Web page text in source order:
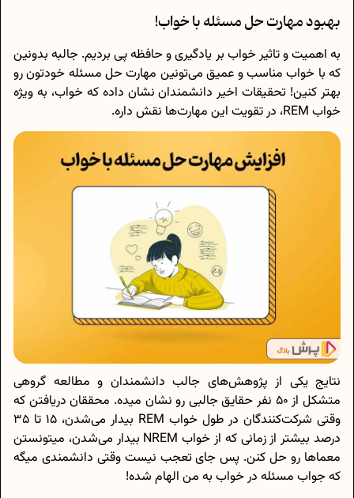
بهبود مهارت حل مسئله با خواب!
به اهمیت و تاثیر خواب بر یادگیری و حافظه پی بردیم. جالبه بدونین
که با خواب مناسب و عمیق می‌تونین مهارت حل مسئله خودتون رو
بهتر کنین! تحقیقات اخیر دانشمندان نشان داده که خواب، به ویژه
خواب REM، در تقویت این مهارت‌ها نقش داره.
نتایج یکی از پژوهش‌های جالب دانشمندان و مطالعه گروهی
متشکل از 50 نفر حقایق جالبی رو نشان میده. محققان دریافتن که
وقتی شرکت‌کنندگان در طول خواب REM بیدار می‌شدن، 15 تا 35
درصد بیشتر از زمانی که از خواب NREM بیدار می‌شدن، میتونستن
معماها رو حل کنن. پس جای تعجب نیست وقتی دانشمندی میگه
که جواب مسئله در خواب به من الهام شده!